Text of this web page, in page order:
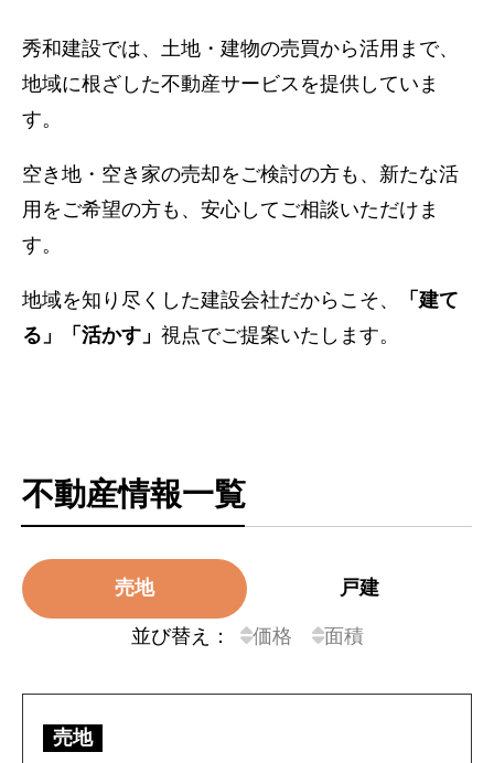
秀和建設では、土地・建物の売買から活用まで、
地域に根ざした不動産サービスを提供していま
す。
空き地・空き家の売却をご検討の方も、新たな活
用をご希望の方も、安心してご相談いただけま
す。
地域を知り尽くした建設会社だからこそ、
「建て
る」「活かす」 視点でご提案いたします。
不動産情報一覧
売地 戸建
並び替え： 価格 面積
売地